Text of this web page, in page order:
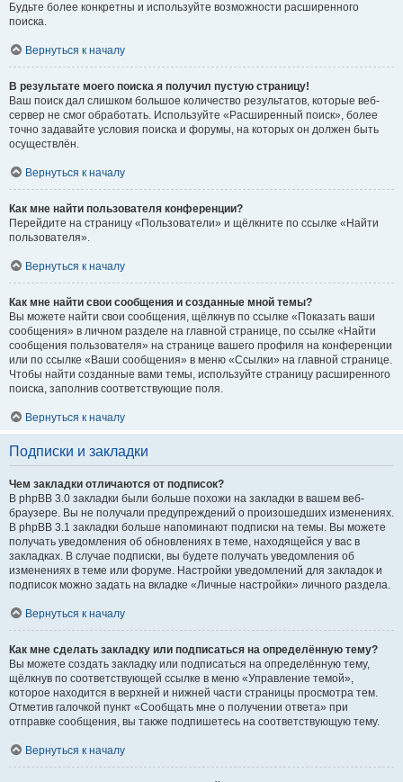
Будьте более конкретны и используйте возможности расширенного
поиска.
Вернуться к началу
В результате моего поиска я получил пустую страницу!
Ваш поиск дал слишком большое количество результатов, которые веб-
сервер не смог обработать. Используйте «Расширенный поиск», более
точно задавайте условия поиска и форумы, на которых он должен быть
осуществлён.
Вернуться к началу
Как мне найти пользователя конференции?
Перейдите на страницу «Пользователи» и щёлкните по ссылке «Найти
пользователя».
Вернуться к началу
Как мне найти свои сообщения и созданные мной темы?
Вы можете найти свои сообщения, щёлкнув по ссылке «Показать ваши
сообщения» в личном разделе на главной странице, по ссылке «Найти
сообщения пользователя» на странице вашего профиля на конференции
или по ссылке «Ваши сообщения» в меню «Ссылки» на главной странице.
Чтобы найти созданные вами темы, используйте страницу расширенного
поиска, заполнив соответствующие поля.
Вернуться к началу
Подписки и закладки
Чем закладки отличаются от подписок?
В phpBB 3.0 закладки были больше похожи на закладки в вашем веб-
браузере. Вы не получали предупреждений о произошедших изменениях.
В phpBB 3.1 закладки больше напоминают подписки на темы. Вы можете
получать уведомления об обновлениях в теме, находящейся у вас в
закладках. В случае подписки, вы будете получать уведомления об
изменениях в теме или форуме. Настройки уведомлений для закладок и
подписок можно задать на вкладке «Личные настройки» личного раздела.
Вернуться к началу
Как мне сделать закладку или подписаться на определённую тему?
Вы можете создать закладку или подписаться на определённую тему,
щёлкнув по соответствующей ссылке в меню «Управление темой»,
которое находится в верхней и нижней части страницы просмотра тем.
Отметив галочкой пункт «Сообщать мне о получении ответа» при
отправке сообщения, вы также подпишетесь на соответствующую тему.
Вернуться к началу